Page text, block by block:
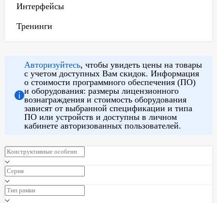
Интерфейсы
Тренинги
Авторизуйтесь, чтобы увидеть цены на товары
с учетом доступных Вам скидок. Информация
о стоимости программного обеспечения (ПО)
и оборудования: размеры лицензионного
вознаграждения и стоимость оборудования
зависят от выбранной спецификации и типа
ПО или устройств и доступны в личном
кабинете авторизованных пользователей.